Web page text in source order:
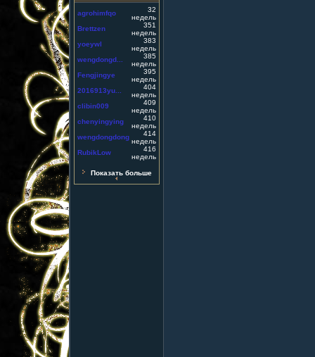
agrohimfqo
32
недель
Brettzen
351
недель
yoeywl
383
недель
wengdongd...
385
недель
Fengjingye
395
недель
2016913yu...
404
недель
clibin009
409
недель
chenyingying
410
недель
wengdongdong
414
недель
RubikLow
416
недель
Показать больше